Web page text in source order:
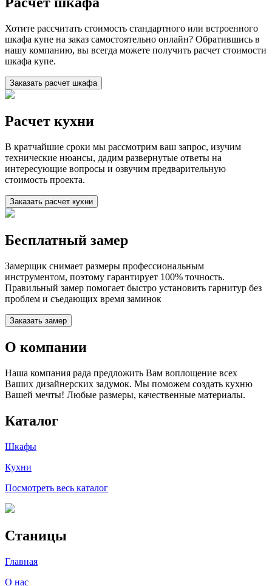
Хотите рассчитать стоимость стандартного или встроенного
шкафа купе на заказ самостоятельно онлайн? Обратившись в
нашу компанию, вы всегда можете получить расчет стоимости
шкафа купе.
Заказать расчет шкафа
Расчет кухни
В кратчайшие сроки мы рассмотрим ваш запрос, изучим
технические нюансы, дадим развернутые ответы на
интересующие вопросы и озвучим предварительную
стоимость проекта.
Заказать расчет кухни
Бесплатный замер
Замерщик снимает размеры профессиональным
инструментом, поэтому гарантирует 100% точность.
Правильный замер помогает быстро установить гарнитур без
проблем и съедающих время заминок
Заказать замер
О компании
Наша компания рада предложить Вам воплощение всех
Ваших дизайнерских задумок. Мы поможем создать кухню
Вашей мечты! Любые размеры, качественные материалы.
Каталог
Шкафы
Кухни
Посмотреть весь каталог
Станицы
Главная
О нас